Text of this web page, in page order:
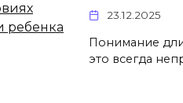
23.12.2025
Понимание
это всегда